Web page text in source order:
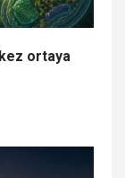
kez ortaya